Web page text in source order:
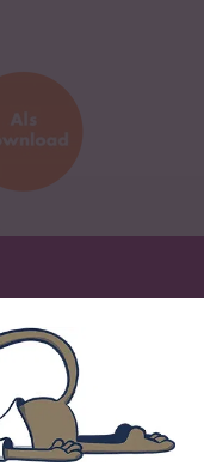
E-Mail
Kochwelten